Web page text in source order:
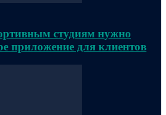
студиям нужно
приложение для клиентов